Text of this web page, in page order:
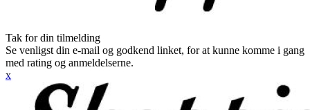
Tak for din tilmelding
Se venligst din e-mail og godkend linket, for at kunne komme i gang
med rating og anmeldelserne.
x